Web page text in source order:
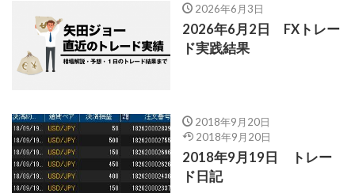
2026年6月3日
2026年6月2日 FXトレー
ド実践結果
2018年9月20日
2018年9月20日
2018年9月19日 トレー
ド日記